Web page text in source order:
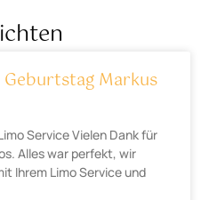
Markus
Service Vielen Dank für
Alles war perfekt, wir
Ihrem Limo Service und